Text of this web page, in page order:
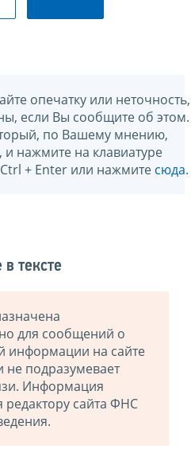
опечатку или неточность,
если Вы сообщите об этом.
по Вашему мнению,
нажмите на клавиатуре
+ Enter или нажмите сюда.
тексте
для сообщений о
информации на сайте
подразумевает
Информация
редактору сайта ФНС